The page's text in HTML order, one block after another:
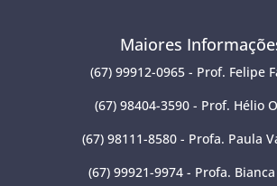
Maiores
(67) 99912-0965 - Prof. Felipe
(67) 98404-3590 - Prof. Hélio
(67) 98111-8580 - Profa. Paula
(67) 99921-9974 - Profa.